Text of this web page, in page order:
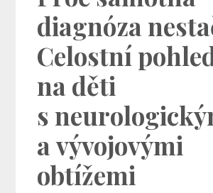
diagnóza
Celostní
na děti
s
a vývojovými
obtížemi